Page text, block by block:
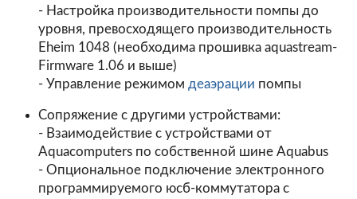
- Настройка производительности помпы до
уровня, превосходящего производительность
Eheim 1048 (необходима прошивка aquastream-
Firmware 1.06 и выше)
- Управление режимом деаэрации помпы
Сопряжение с другими устройствами:
- Взаимодействие с устройствами от
Aquacomputers по собственной шине Aquabus
- Опциональное подключение электронного
программируемого юсб-коммутатора с